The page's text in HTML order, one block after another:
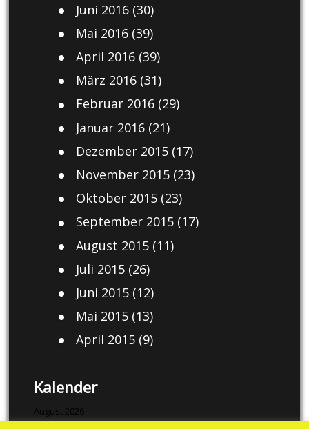
Juni 2016(30)
Mai 2016(39)
April 2016(39)
März 2016(31)
Februar 2016(29)
Januar 2016(21)
Dezember 2015(17)
November 2015(23)
Oktober 2015(23)
September 2015(17)
August 2015(11)
Juli 2015(26)
Juni 2015(12)
Mai 2015(13)
April 2015(9)
Kalender
August 2026